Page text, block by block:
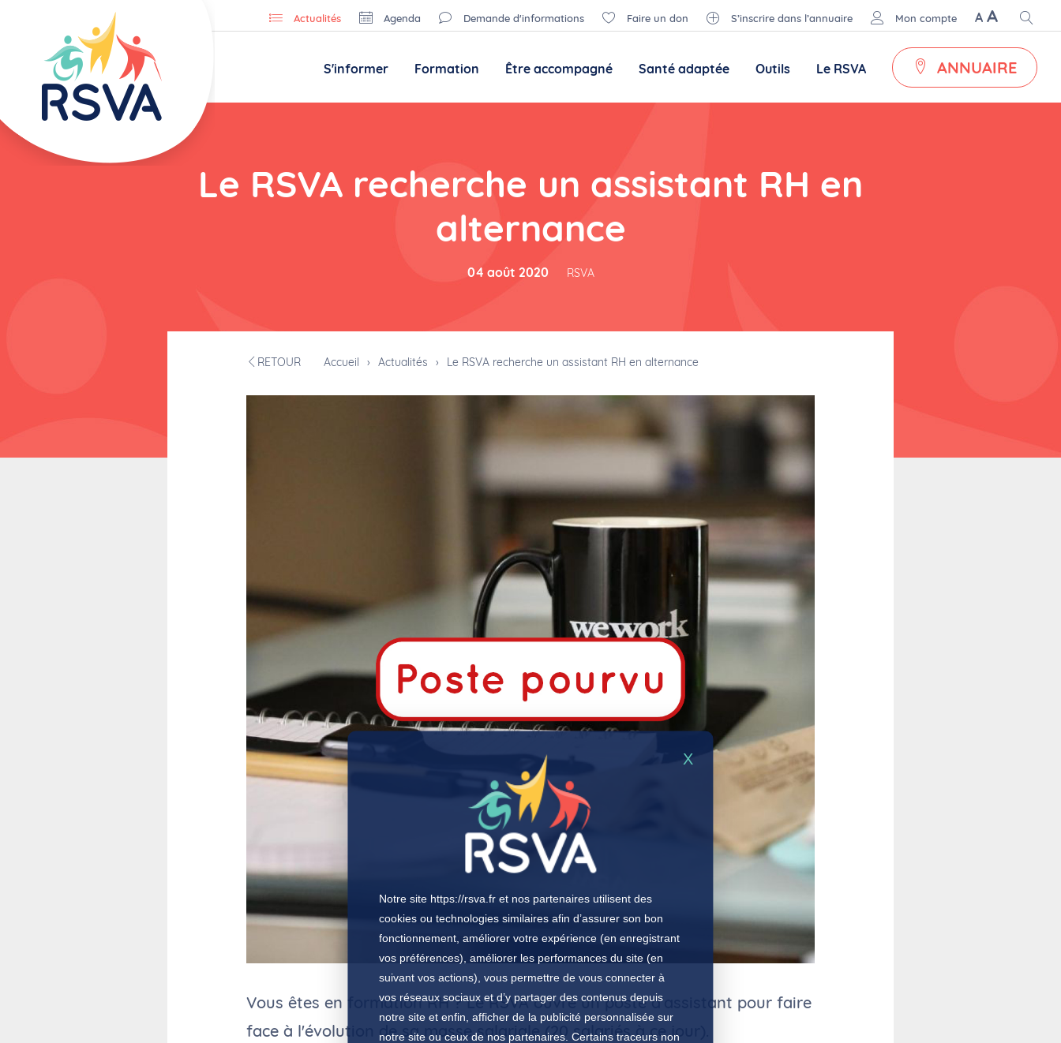
Actualités Agenda Demande d'informations Faire un don S’inscrire dans l’annuaire Mon compte A A
S'informer Formation Être accompagné Santé adaptée Outils Le RSVA ANNUAIRE
Le RSVA recherche un assistant RH en
alternance
04 août 2020 RSVA
RETOUR Accueil › Actualités › Le RSVA recherche un assistant RH en alternance
Vous êtes en formation RH ? Le RSVA ouvre un poste d'assistant pour faire
face à l'évolution de sa masse salariale (20 salariés à ce jour).
X
Notre site https://rsva.fr et nos partenaires utilisent des
cookies ou technologies similaires afin d’assurer son bon
fonctionnement, améliorer votre expérience (en enregistrant
vos préférences), améliorer les performances du site (en
suivant vos actions), vous permettre de vous connecter à
vos réseaux sociaux et d’y partager des contenus depuis
notre site et enfin, afficher de la publicité personnalisée sur
notre site ou ceux de nos partenaires. Certains traceurs non